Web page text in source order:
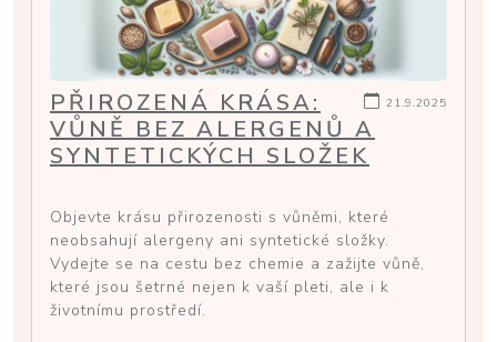
21.9.2025
PŘIROZENÁ KRÁSA:
VŮNĚ BEZ ALERGENŮ A
SYNTETICKÝCH SLOŽEK
Objevte krásu přirozenosti s vůněmi, které
neobsahují alergeny ani syntetické složky.
Vydejte se na cestu bez chemie a zažijte vůně,
které jsou šetrné nejen k vaší pleti, ale i k
životnímu prostředí.